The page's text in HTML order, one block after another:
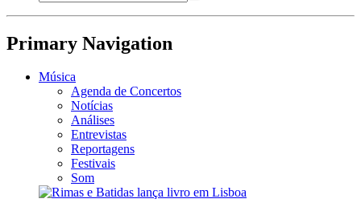
Primary Navigation
Música
Agenda de Concertos
Notícias
Análises
Entrevistas
Reportagens
Festivais
Som